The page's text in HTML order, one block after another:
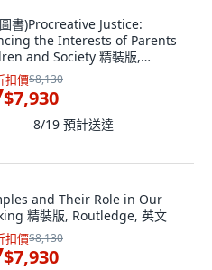
書)Procreative Justice:
the Interests of Parents
and Society 精裝版,
英文
扣價$8,130
$7,930
8/19 預計送達
and Their Role in Our
精裝版, Routledge, 英文
扣價$8,130
$7,930